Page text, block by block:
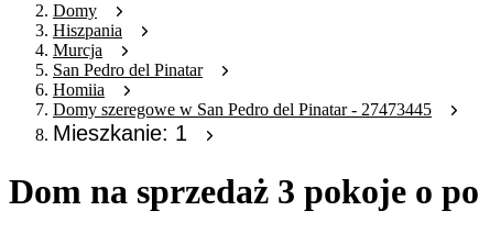
Domy
Hiszpania
Murcja
San Pedro del Pinatar
Homiia
Domy szeregowe w San Pedro del Pinatar - 27473445
Mieszkanie: 1
Dom na sprzedaż 3 pokoje o